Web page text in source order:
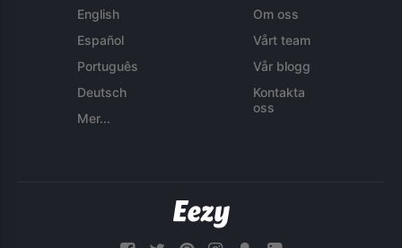
English
Español
Português
Deutsch
Mer...
Om oss
Vårt team
Vår blogg
Kontakta
oss